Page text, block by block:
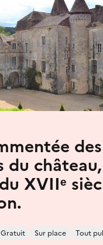
des
du
XVIIᵉ
Gratuit Sur place Tout